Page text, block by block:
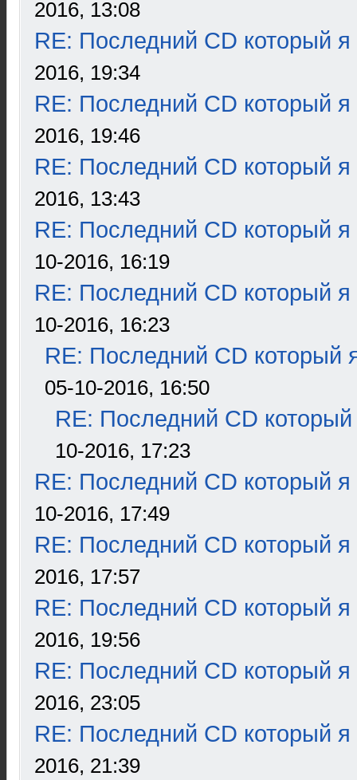
2016, 13:08
RE: Последний CD который я
2016, 19:34
RE: Последний CD который я
2016, 19:46
RE: Последний CD который я
2016, 13:43
RE: Последний CD который я
10-2016, 16:19
RE: Последний CD который я
10-2016, 16:23
RE: Последний CD который
05-10-2016, 16:50
RE: Последний CD который
10-2016, 17:23
RE: Последний CD который я
10-2016, 17:49
RE: Последний CD который я
2016, 17:57
RE: Последний CD который я
2016, 19:56
RE: Последний CD который я
2016, 23:05
RE: Последний CD который я
2016, 21:39